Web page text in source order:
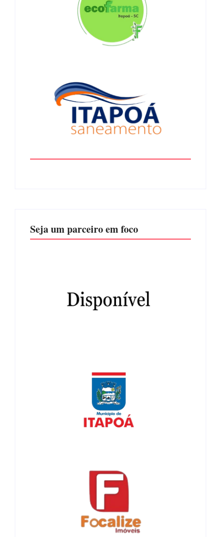
Seja um parceiro em foco